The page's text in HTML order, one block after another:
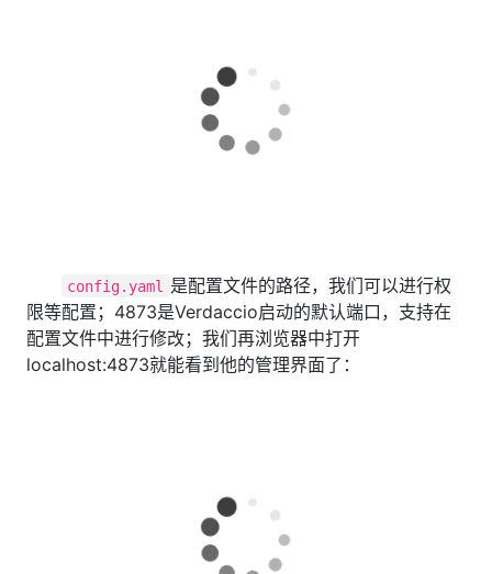
config.yaml
是配置文件的路径，我们可以进行权
限等配置；4873是Verdaccio启动的默认端口，支持在
配置文件中进行修改；我们再浏览器中打开
localhost:4873就能看到他的管理界面了：